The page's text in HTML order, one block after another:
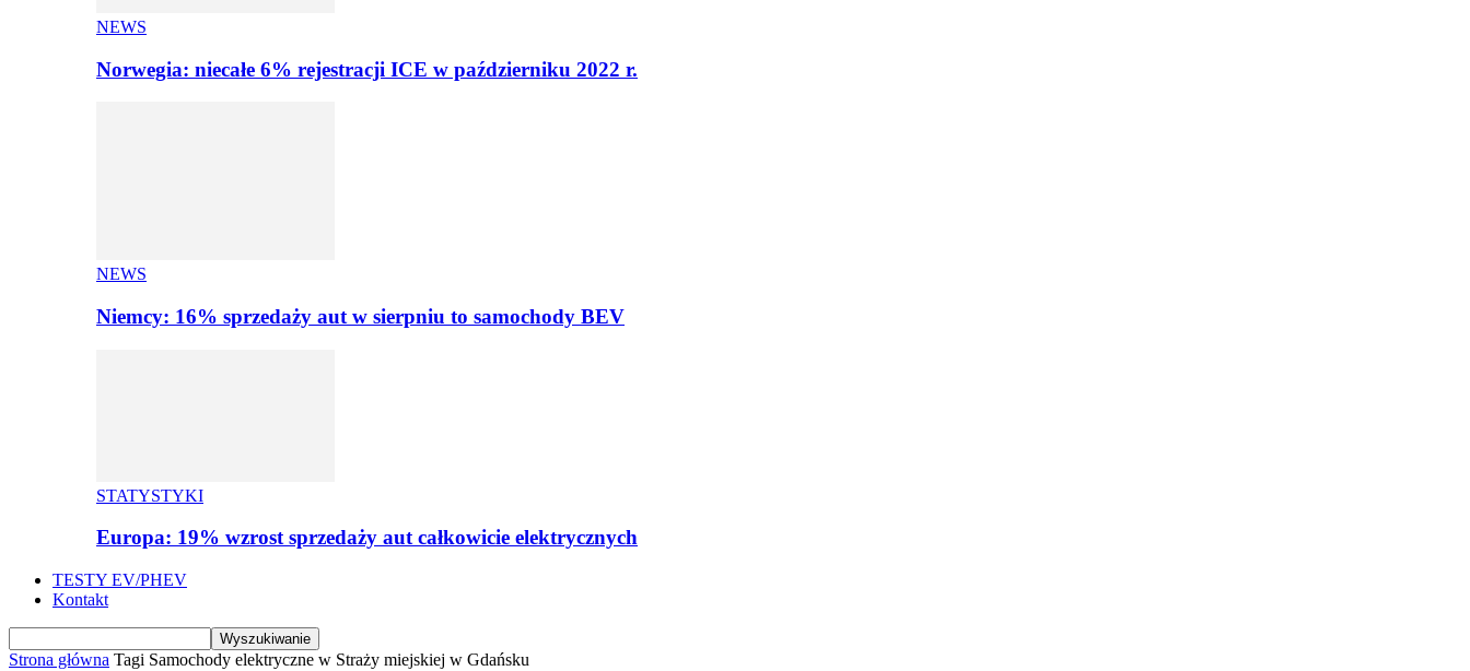
NEWS
Norwegia: niecałe 6% rejestracji ICE w październiku 2022 r.
NEWS
Niemcy: 16% sprzedaży aut w sierpniu to samochody BEV
STATYSTYKI
Europa: 19% wzrost sprzedaży aut całkowicie elektrycznych
TESTY EV/PHEV
Kontakt
Strona główna Tagi Samochody elektryczne w Straży miejskiej w Gdańsku